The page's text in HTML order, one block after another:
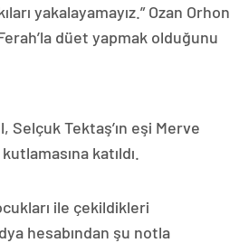
yakalayamayız.” Ozan Orhon
düet yapmak olduğunu
Selçuk Tektaş’ın eşi Merve
katıldı.
ile çekildikleri
hesabından şu notla